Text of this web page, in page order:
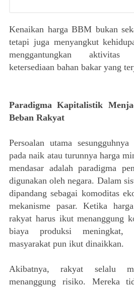
Kenaikan harga BBM bukan
tetapi juga menyangkut
menggantungkan
ketersediaan bahan bakar yang
Paradigma Kapitalistik
Beban Rakyat
Persoalan utama
pada naik atau turunnya harga
mendasar adalah paradigma
digunakan oleh negara. Dalam
dipandang sebagai komoditas
mekanisme pasar. Ketika
rakyat harus ikut menanggung
biaya produksi meningkat,
masyarakat pun ikut dinaikkan.
Akibatnya, rakyat selalu
menanggung risiko. Mereka